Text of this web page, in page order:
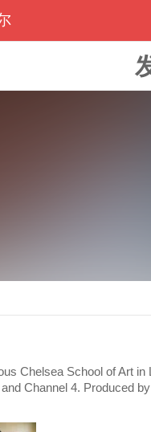
Chelsea School of Art
Channel 4. Produced